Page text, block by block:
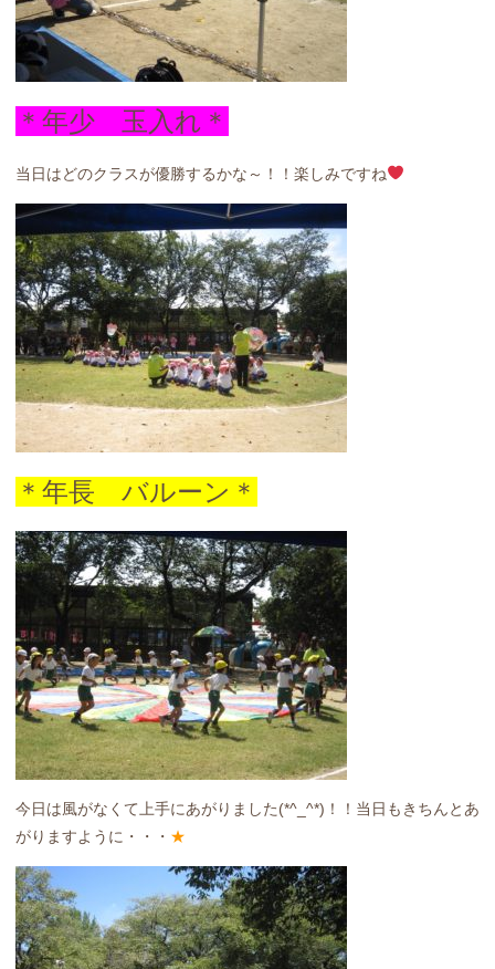
＊年少 玉入れ＊
当日はどのクラスが優勝するかな～！！楽しみですね
＊年長 バルーン＊
今日は風がなくて上手にあがりました(*^_^*)！！当日もきちんとあ
がりますように・・・ ★